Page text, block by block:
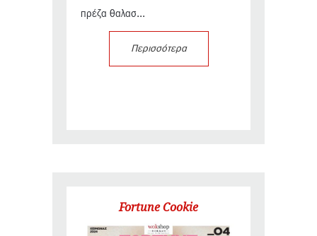
πρέζα θαλασ...
Περισσότερα
Fortune Cookie